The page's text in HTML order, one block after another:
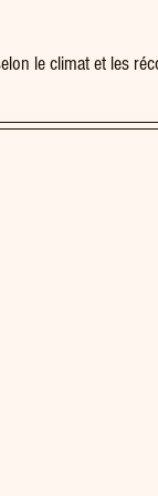
le climat et les